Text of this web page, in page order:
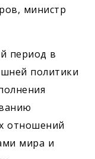
министр
период в
политики
отношений
мира и